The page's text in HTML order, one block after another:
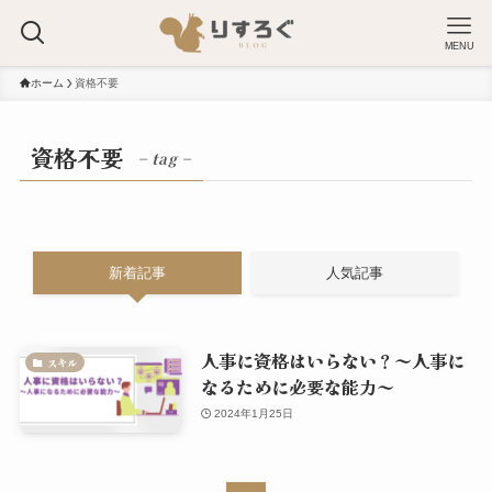
MENU
ホーム 資格不要
資格不要 – tag –
新着記事 人気記事
スキル
人事に資格はいらない？～人事に
なるために必要な能力～
2024年1月25日